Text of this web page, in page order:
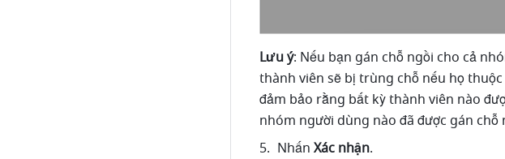
Lưu ý: Nếu bạn gán chỗ ngồi cho cả
thành viên sẽ bị trùng chỗ nếu họ
đảm bảo rằng bất kỳ thành viên nào
nhóm người dùng nào đã được gán chỗ
Nhấn Xác nhận.